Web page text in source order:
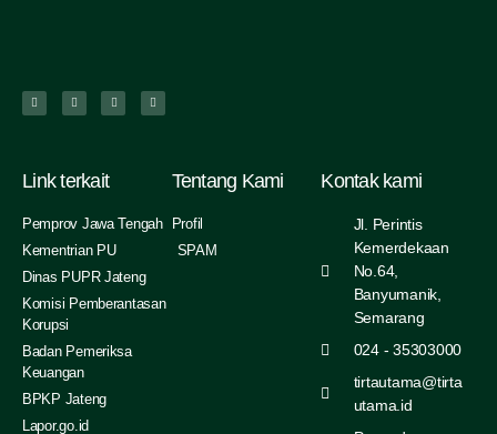
Link terkait
Pemprov Jawa Tengah
Kementrian PU
Dinas PUPR Jateng
Komisi Pemberantasan
Korupsi
Badan Pemeriksa
Keuangan
BPKP Jateng
Lapor.go.id
Tentang Kami
Profil
SPAM
Kontak kami
Jl. Perintis
Kemerdekaan
No.64,
Banyumanik,
Semarang
024 - 35303000
tirtautama@tirta
utama.id